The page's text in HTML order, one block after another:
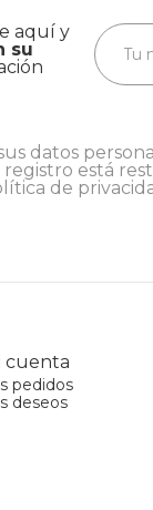
aquí y
su
datos
está
de
cuenta
pedidos
deseos